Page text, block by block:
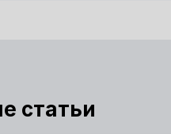
статьи